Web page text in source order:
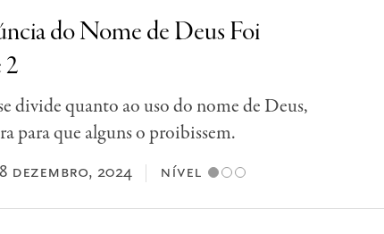
do Nome de Deus Foi
2
divide quanto ao uso do nome de Deus,
para que alguns o proibissem.
dezembro, 2024 nível